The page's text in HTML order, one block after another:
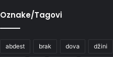
Oznake/Tagovi
abdest brak dova džini